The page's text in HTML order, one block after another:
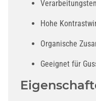
Hohe
Organische
Geeignet für